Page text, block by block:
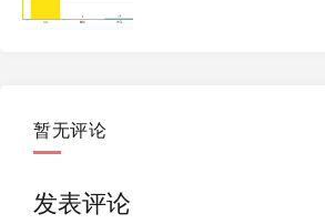
暂无评论
发表评论